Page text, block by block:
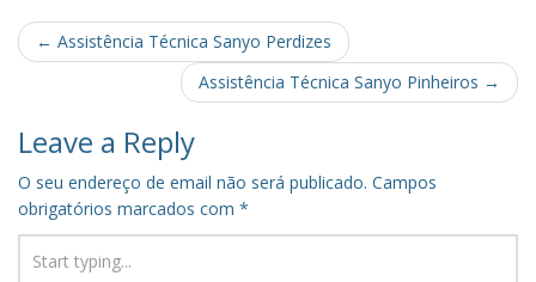
Post
navigation
← Assistência Técnica Sanyo Perdizes
Assistência Técnica Sanyo Pinheiros →
Leave a Reply
O seu endereço de email não será publicado. Campos
obrigatórios marcados com *